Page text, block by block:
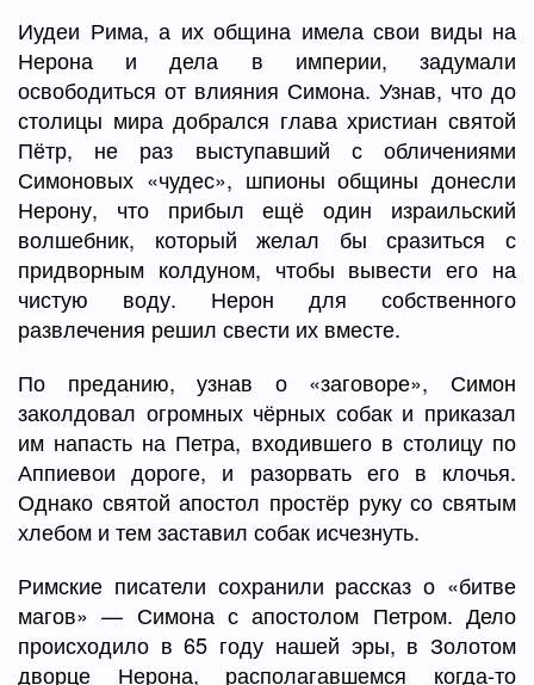
Иудеи Рима, а их община имела свои виды на
Нерона и дела в империи, задумали
освободиться от влияния Симона. Узнав, что до
столицы мира добрался глава христиан святой
Пётр, не раз выступавший с обличениями
Симоновых «чудес», шпионы общины донесли
Нерону, что прибыл ещё один израильский
волшебник, который желал бы сразиться с
придворным колдуном, чтобы вывести его на
чистую воду. Нерон для собственного
развлечения решил свести их вместе.
По преданию, узнав о «заговоре», Симон
заколдовал огромных чёрных собак и приказал
им напасть на Петра, входившего в столицу по
Аппиевои дороге, и разорвать его в клочья.
Однако святой апостол простёр руку со святым
хлебом и тем заставил собак исчезнуть.
Римские писатели сохранили рассказ о «битве
магов» — Симона с апостолом Петром. Дело
происходило в 65 году нашей эры, в Золотом
дворце Нерона, располагавшемся когда-то